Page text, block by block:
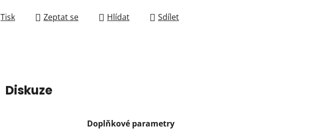
Tisk Zeptat se Hlídat Sdílet
Diskuze
Doplňkové parametry